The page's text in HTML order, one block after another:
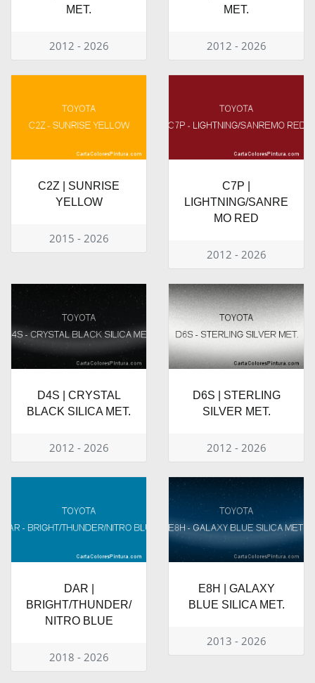
MET.
2012 - 2026
MET.
2012 - 2026
C2Z | SUNRISE
YELLOW
2015 - 2026
C7P |
LIGHTNING/SANRE
MO RED
2012 - 2026
D4S | CRYSTAL
BLACK SILICA MET.
2012 - 2026
D6S | STERLING
SILVER MET.
2012 - 2026
DAR |
BRIGHT/THUNDER/
NITRO BLUE
2018 - 2026
E8H | GALAXY
BLUE SILICA MET.
2013 - 2026